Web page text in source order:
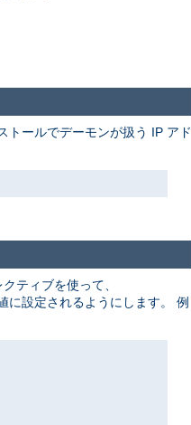
トールでデーモンが扱う IP アド
ティブを使って、
に設定されるようにします。 例